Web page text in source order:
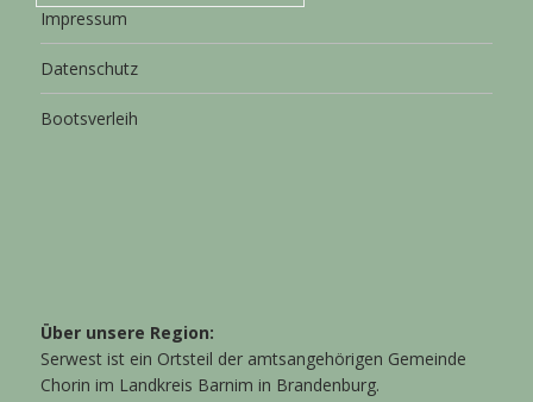
Impressum
Datenschutz
Bootsverleih
Über unsere Region:
Serwest ist ein Ortsteil der amtsangehörigen Gemeinde
Chorin im Landkreis Barnim in Brandenburg.